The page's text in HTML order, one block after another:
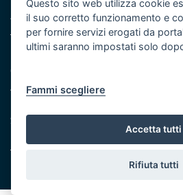
Asse XI
Note legali
Cookie e privacy
Atti di notifica
Servizi Intranet
© Regione Puglia
Questo sito web utilizza cookie
il suo corretto funzionamento e
per fornire servizi erogati da
ultimi saranno impostati solo
Fammi scegliere
Accetta tutti
Rifiuta tutti